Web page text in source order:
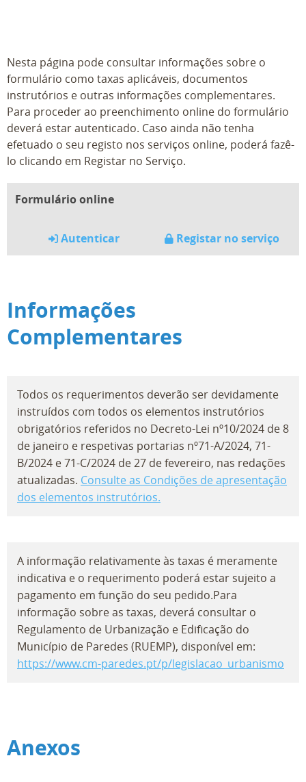
Nesta página pode consultar informações sobre o
formulário como taxas aplicáveis, documentos
instrutórios e outras informações complementares.
Para proceder ao preenchimento online do formulário
deverá estar autenticado. Caso ainda não tenha
efetuado o seu registo nos serviços online, poderá fazê-
lo clicando em Registar no Serviço.
Formulário online
Autenticar Registar no serviço
Informações
Complementares
Todos os requerimentos deverão ser devidamente
instruídos com todos os elementos instrutórios
obrigatórios referidos no Decreto-Lei nº10/2024 de 8
de janeiro e respetivas portarias nº71-A/2024, 71-
B/2024 e 71-C/2024 de 27 de fevereiro, nas redações
atualizadas. Consulte as Condições de apresentação
dos elementos instrutórios.
A informação relativamente às taxas é meramente
indicativa e o requerimento poderá estar sujeito a
pagamento em função do seu pedido.Para
informação sobre as taxas, deverá consultar o
Regulamento de Urbanização e Edificação do
Município de Paredes (RUEMP), disponível em:
https://www.cm-paredes.pt/p/legislacao_urbanismo
Anexos